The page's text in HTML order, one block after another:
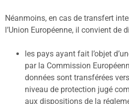
Néanmoins, en cas de transfert
l’Union Européenne, il convient de
les pays ayant fait l’objet
par la Commission
données sont transférées
niveau de protection jugé
aux dispositions de la